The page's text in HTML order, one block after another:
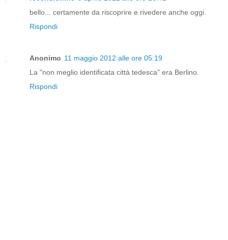
bello... certamente da riscoprire e rivedere anche oggi.
Rispondi
Anonimo 11 maggio 2012 alle ore 05:19
La "non meglio identificata città tedesca" era Berlino.
Rispondi